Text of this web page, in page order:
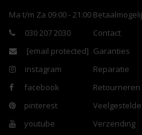
Ma t/m Za 09:00 - 21:00
030 207 2030
[email protected]
instagram
facebook
pinterest
youtube
Contact
Garanties
Reparatie
Retourneren
Verzending